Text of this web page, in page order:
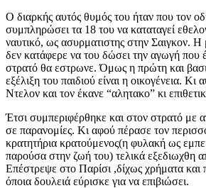
Ο διαρκής αυτός θυμός του ήταν που τον
συμπληρώσει τα 18 του να καταταγεί
ναυτικό, ως ασυρματιστης στην Σαιγκον. Η
δεν κατάφερε να του δώσει την αγωγή που
στρατό θα εστρωνε. Όμως η πρώτη και
εξέλιξη του παιδιού είναι η οικογένεια. Κι
Ντελον και τον έκανε “αλητακο” κι
Έτσι συμπεριφέρθηκε και στον στρατό με
σε παρανομίες. Κι αφού πέρασε τον
κρατητήρια κρατούμενος(η φυλακή ως
παρούσα στην ζωή του) τελικά εξεδιωχθη
Επέστρεψε στο Παρίσι ,δίχως χρήματα και
όποια δουλειά εύρισκε για να επιβιώσει.